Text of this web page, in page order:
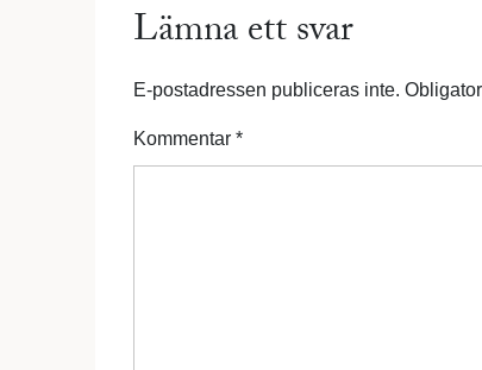
Lämna ett svar
E-postadressen publiceras inte.
Kommentar *